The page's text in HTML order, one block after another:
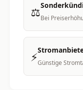
⚖️Bei
⚡Günstige